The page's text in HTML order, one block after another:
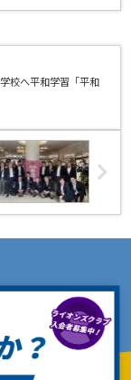
校へ平和学習「平和